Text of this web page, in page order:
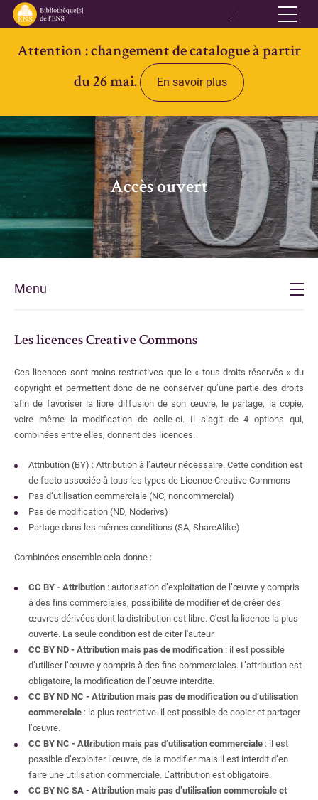
Réseau
Qui sommes-nous
Informations pratiques
Contacts
Accès ouvert
Bibliothèques
Bibliothèque des Lettres et Sciences humaines et sociales Ulm-
Jourdan
Centre documentaire du CAPHÉS
Bibliothèque de l'Institut des textes et manuscrits modernes
Bibliothèque de mathématiques et informatique
Bibliothèque des Sciences expérimentales
Bibliothèque de physique théorique
Formations
Ressources électroniques
Nous soutenir
Attention : changement de catalogue à partir
du 26 mai.
En savoir plus
Accès ouvert
Menu
Accueil
Le baromètre de la science ouverte de l'ENS-
PSL
BSO ENS-PSL 2024
BSO ENS-PSL 2023
HAL
Portail HAL ENS
Législations encadrants l'Accès Ouvert
Licences Creative Commons
Attention, éditeurs prédateurs !
Identité numérique
Identifiants numériques chercheurs
IdHAL et CV HAL
Réseaux sociaux académiques
Ressources en Accès Ouvert
Les licences Creative Commons
Ces licences sont moins restrictives que le « tous droits réservés » du
copyright et permettent donc de ne conserver qu’une partie des droits
afin de favoriser la libre diffusion de son œuvre, le partage, la copie,
voire même la modification de celle-ci. Il s’agit de 4 options qui,
combinées entre elles, donnent des licences.
Attribution (BY) : Attribution à l’auteur nécessaire. Cette condition est
de facto associée à tous les types de Licence Creative Commons
Pas d’utilisation commerciale (NC, noncommercial)
Pas de modification (ND, Noderivs)
Partage dans les mêmes conditions (SA, ShareAlike)
Combinées ensemble cela donne :
CC BY - Attribution : autorisation d’exploitation de l’œuvre y compris
à des fins commerciales, possibilité de modifier et de créer des
œuvres dérivées dont la distribution est libre. C'est la licence la plus
ouverte. La seule condition est de citer l'auteur.
CC BY ND - Attribution mais pas de modification : il est possible
d’utiliser l’œuvre y compris à des fins commerciales. L’attribution est
obligatoire, la modification de l’œuvre interdite.
CC BY ND NC - Attribution mais pas de modification ou d’utilisation
commerciale : la plus restrictive. il est possible de copier et partager
l’œuvre.
CC BY NC - Attribution mais pas d’utilisation commerciale : il est
possible d’exploiter l’œuvre, de la modifier mais il est interdit d’en
faire une utilisation commerciale. L’attribution est obligatoire.
CC BY NC SA - Attribution mais pas d’utilisation commerciale et